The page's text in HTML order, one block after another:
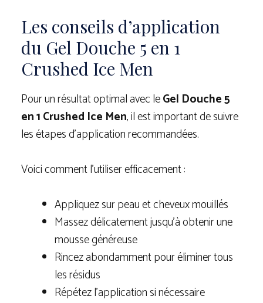
Les conseils d’application
du Gel Douche 5 en 1
Crushed Ice Men
Pour un résultat optimal avec leGel Douche 5
en 1 Crushed Ice Men, il est important de suivre
les étapes d’application recommandées.
Voici comment l’utiliser efficacement :
Appliquez sur peau et cheveux mouillés
Massez délicatement jusqu’à obtenir une
mousse généreuse
Rincez abondamment pour éliminer tous
les résidus
Répétez l’application si nécessaire